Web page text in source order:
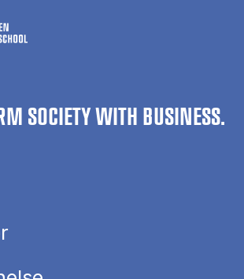
SOCIETY WITH BUSINESS.